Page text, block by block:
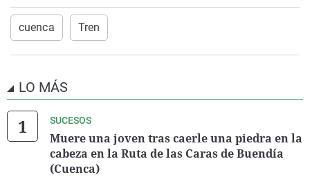
cuenca Tren
LO MÁS
SUCESOS
Muere una joven tras caerle una piedra en la
cabeza en la Ruta de las Caras de Buendía
(Cuenca)